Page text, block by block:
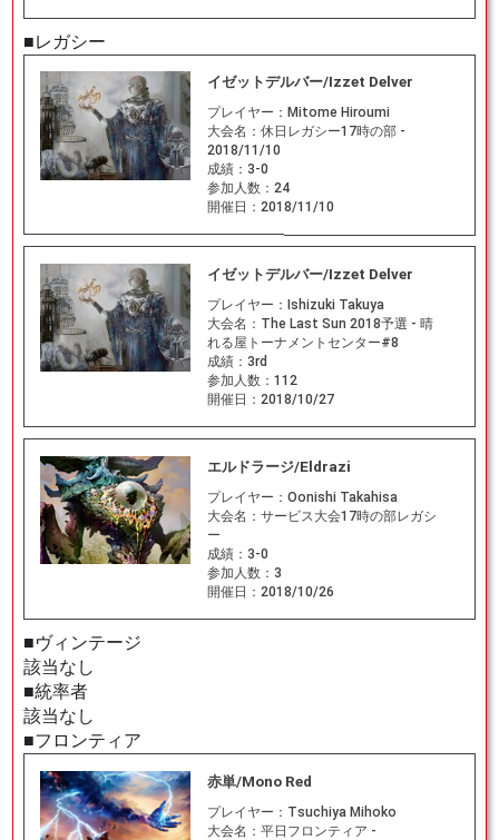
■レガシー
イゼットデルバー/Izzet Delver
プレイヤー： Mitome Hiroumi
大会名： 休日レガシー17時の部 -
2018/11/10
成績： 3-0
参加人数： 24
開催日： 2018/11/10
イゼットデルバー/Izzet Delver
プレイヤー： Ishizuki Takuya
大会名： The Last Sun 2018予選 - 晴
れる屋トーナメントセンター#8
成績： 3rd
参加人数： 112
開催日： 2018/10/27
エルドラージ/Eldrazi
プレイヤー： Oonishi Takahisa
大会名： サービス大会17時の部レガシ
ー
成績： 3-0
参加人数： 3
開催日： 2018/10/26
■ヴィンテージ
該当なし
■統率者
該当なし
■フロンティア
赤単/Mono Red
プレイヤー： Tsuchiya Mihoko
大会名： 平日フロンティア -